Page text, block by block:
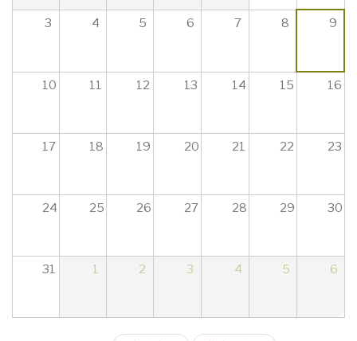
15
18
20
21
3 4 5 6 7 8 9
10 11 12 13 14 15 16
17 18 19 20 21 22 23
24 25 26 27 28 29 30
31 1 2 3 4 5 6